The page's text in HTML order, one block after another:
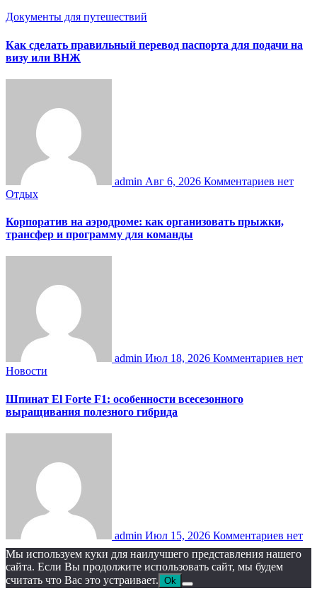
Документы для путешествий
Как сделать правильный перевод паспорта для подачи на
визу или ВНЖ
admin Авг 6, 2026 Комментариев нет
Отдых
Корпоратив на аэродроме: как организовать прыжки,
трансфер и программу для команды
admin Июл 18, 2026 Комментариев нет
Новости
Шпинат El Forte F1: особенности всесезонного
выращивания полезного гибрида
admin Июл 15, 2026 Комментариев нет
Мы используем куки для наилучшего представления нашего
сайта. Если Вы продолжите использовать сайт, мы будем
считать что Вас это устраивает. Ok